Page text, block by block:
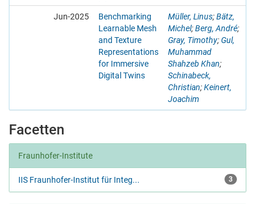
Jun-2025
Benchmarking
Learnable Mesh
and Texture
Representations
for Immersive
Digital Twins
Müller, Linus;Bätz,
Michel;Berg, André;
Gray, Timothy;Gul,
Muhammad
Shahzeb Khan;
Schinabeck,
Christian;Keinert,
Joachim
Facetten
Fraunhofer-Institute
3
IIS Fraunhofer-Institut für Integ...